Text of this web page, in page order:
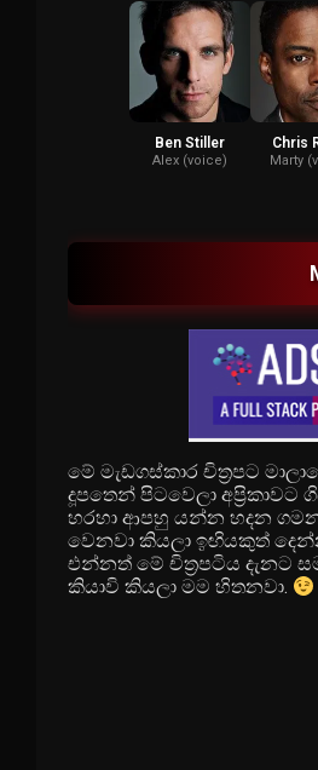
Ben Stiller
Alex (voice)
Chris
Marty
මේ මැඩගස්කාර චිත්‍රපට
දූපතෙන් පිටවෙලා
හරහා ආපහු යන්න හදන
වෙනවා කියලා ඉඟියකුත්
එන්නත් මේ චිත්‍රපටිය දැනට
කියාවි කියලා මම හිතනවා.